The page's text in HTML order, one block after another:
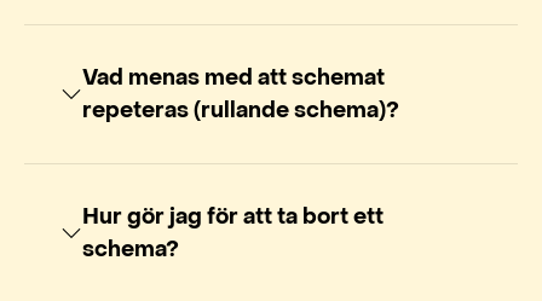
Vad menas med att schemat
repeteras (rullande schema)?
Hur gör jag för att ta bort ett
schema?